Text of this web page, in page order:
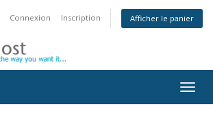
Connexion Inscription Afficher le panier
la